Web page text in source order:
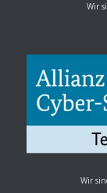
Wir
Wir